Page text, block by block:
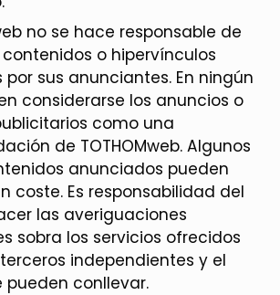
no se hace responsable de
o hipervínculos
por sus anunciantes. En ningún
considerarse los anuncios o
como una
de TOTHOMweb. Algunos
anunciados pueden
coste. Es responsabilidad del
las averiguaciones
sobra los servicios ofrecidos
independientes y el
pueden conllevar.